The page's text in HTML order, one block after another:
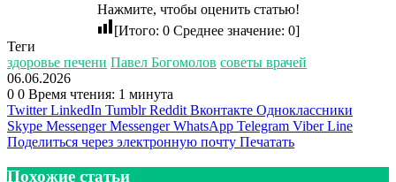
Нажмите, чтобы оценить статью!
[Итого: 0 Среднее значение: 0]
Теги
здоровье печени Павел Богомолов советы врачей
06.06.2026
0 0 Время чтения: 1 минута
Twitter LinkedIn Tumblr Reddit Вконтакте Одноклассники
Skype Messenger Messenger WhatsApp Telegram Viber Line
Поделиться через электронную почту Печатать
Похожие статьи